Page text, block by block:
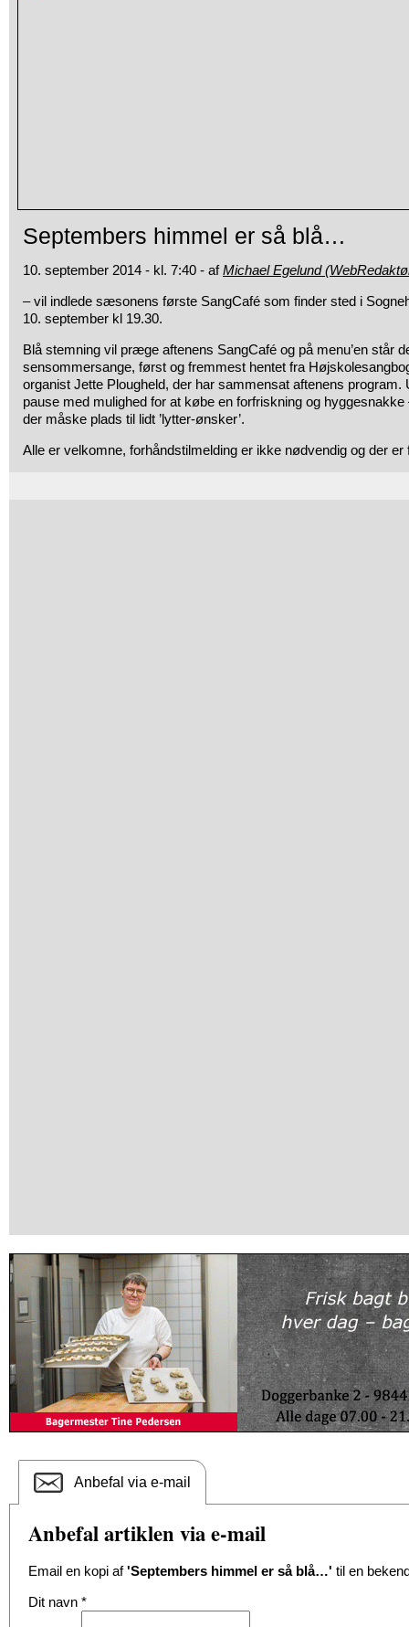
Septembers himmel er så blå…
10. september 2014 - kl. 7:40 - afMichael Egelund
– vil indlede sæsonens første SangCafé som finder sted i
10. september kl 19.30.
Blå stemning vil præge aftenens SangCafé og på menu’en står
sensommersange, først og fremmest hentet fra
organist Jette Plougheld, der har sammensat aftenens program.
pause med mulighed for at købe en forfriskning og
der måske plads til lidt ’lytter-ønsker’.
Alle er velkomne, forhåndstilmelding er ikke nødvendig og der er
Anbefal via e-mail
Anbefal artiklen via e-mail
Email en kopi af'Septembers himmel er så blå…' til en
Dit navn *